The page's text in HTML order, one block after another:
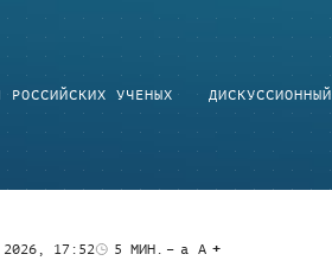
РОССИЙСКИХ УЧЕНЫХ
2026, 17:52 5 МИН. a A